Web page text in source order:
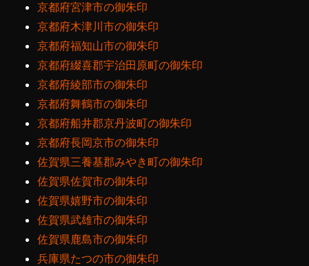
京都府宮津市の御朱印
京都府木津川市の御朱印
京都府福知山市の御朱印
京都府綴喜郡宇治田原町の御朱印
京都府綾部市の御朱印
京都府舞鶴市の御朱印
京都府船井郡京丹波町の御朱印
京都府長岡京市の御朱印
佐賀県三養基郡みやき町の御朱印
佐賀県佐賀市の御朱印
佐賀県嬉野市の御朱印
佐賀県武雄市の御朱印
佐賀県鹿島市の御朱印
兵庫県たつの市の御朱印